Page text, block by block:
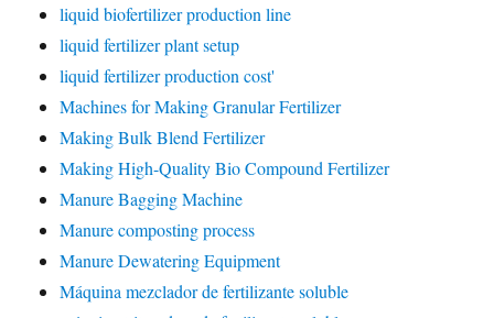
liquid biofertilizer production line
liquid fertilizer plant setup
liquid fertilizer production cost'
Machines for Making Granular Fertilizer
Making Bulk Blend Fertilizer
Making High-Quality Bio Compound Fertilizer
Manure Bagging Machine
Manure composting process
Manure Dewatering Equipment
Máquina mezclador de fertilizante soluble